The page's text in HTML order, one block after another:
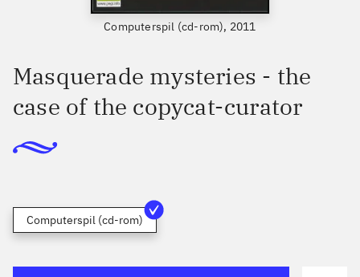
Computerspil (cd-rom), 2011
Masquerade mysteries - the
case of the copycat-curator
Computerspil (cd-rom)